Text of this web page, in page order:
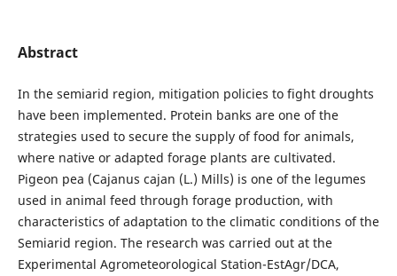
Abstract
In the semiarid region, mitigation policies to fight droughts
have been implemented. Protein banks are one of the
strategies used to secure the supply of food for animals,
where native or adapted forage plants are cultivated.
Pigeon pea (Cajanus cajan (L.) Mills) is one of the legumes
used in animal feed through forage production, with
characteristics of adaptation to the climatic conditions of the
Semiarid region. The research was carried out at the
Experimental Agrometeorological Station-EstAgr/DCA,